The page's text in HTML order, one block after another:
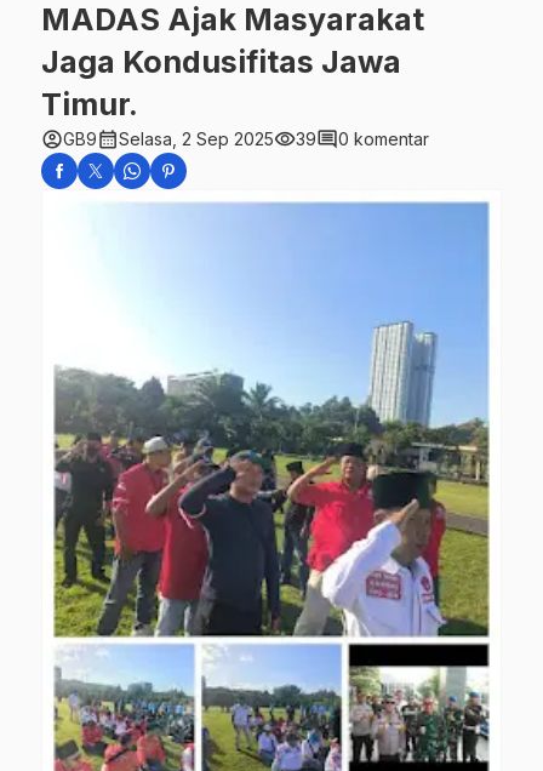
MADAS Ajak Masyarakat
Jaga Kondusifitas Jawa
Timur.
account_circleGB9calendar_monthSelasa, 2 Sep 2025visibility39comment0 komentar